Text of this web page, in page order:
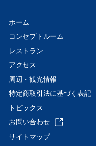
ホーム
コンセプトルーム
レストラン
アクセス
周辺・観光情報
特定商取引法に基づく表記
トピックス
お問い合わせ
サイトマップ